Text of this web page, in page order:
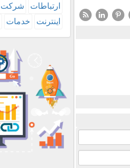
ارتباطات شركت
اینترنت
خدمات